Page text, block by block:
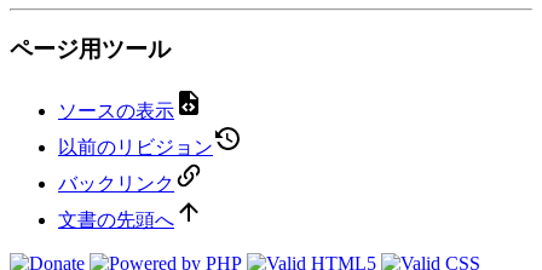
ページ用ツール
ソースの表示
以前のリビジョン
バックリンク
文書の先頭へ